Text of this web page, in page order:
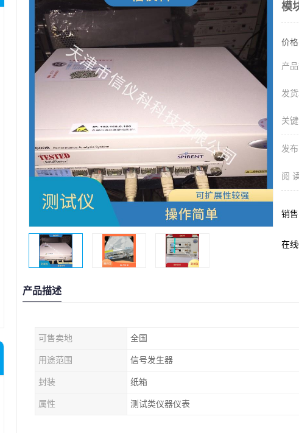
模
价格
产品
发货
关键
发布
阅
销售
在线
产品描述
可售卖地 全国
用途范围 信号发生器
封装 纸箱
属性 测试类仪器仪表